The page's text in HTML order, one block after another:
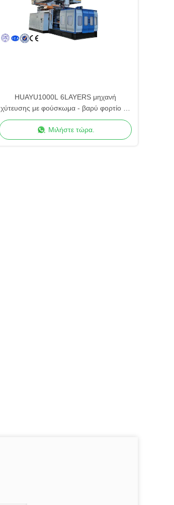
HUAYU1000L 6LAYERS μηχανή
χύτευσης με φούσκωμα - βαρύ φορτίο με
βελτιωμένη ασφάλεια
Μιλήστε τώρα.